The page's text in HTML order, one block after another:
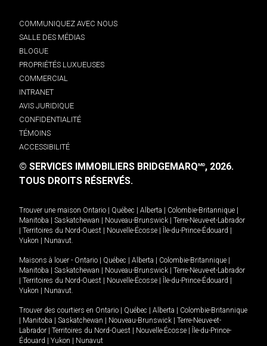
COMMUNIQUEZ AVEC NOUS
SALLE DES MÉDIAS
BLOGUE
PROPRIÉTÉS LUXUEUSES
COMMERCIAL
INTRANET
AVIS JURIDIQUE
CONFIDENTIALITÉ
TÉMOINS
ACCESSIBILITÉ
© SERVICES IMMOBILIERS BRIDGEMARQMD, 2026.
TOUS DROITS RÉSERVÉS.
Trouver une maison Ontario Québec Alberta Colombie-Britannique
Manitoba
Saskatchewan Nouveau-Brunswick
Terre-Neuve-et-Labrador
Territoires du Nord-Ouest Nouvelle-Écosse Île-du-Prince-Édouard
Yukon
Nunavut.
Maisons à louer - Ontario Québec Alberta Colombie-Britannique
Manitoba
Saskatchewan Nouveau-Brunswick
Terre-Neuve-et-Labrador
Territoires du Nord-Ouest Nouvelle-Écosse Île-du-Prince-Édouard
Yukon
Nunavut.
Trouver des courtiers en Ontario Québec Alberta
Colombie-Britannique
Manitoba Saskatchewan Nouveau-Brunswick
Terre-Neuve-et-
Labrador
Territoires du Nord-Ouest Nouvelle-Écosse
Île-du-Prince-
Édouard
Yukon Nunavut